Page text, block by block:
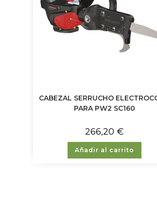
CABEZAL SERRUCHO
PARA PW2 SC160
266,20 €
Añadir al carrito